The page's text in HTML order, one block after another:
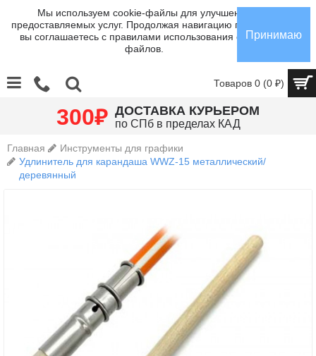
Мы используем cookie-файлы для улучшения
предоставляемых услуг. Продолжая навигацию по сайту,
вы соглашаетесь с правилами использования cookie-
файлов.
Принимаю
Товаров 0 (0 ₽)
300₽ ДОСТАВКА КУРЬЕРОМ
по СПб в пределах КАД
Главная
Инструменты для графики
Удлинитель для карандаша WWZ-15 металлический/
деревянный